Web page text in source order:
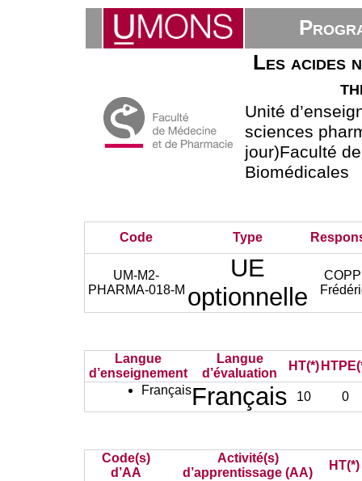
Les acides
Unité
sciences
jour)Faculté
Biomédicales
Code Type
UM-M2-
PHARMA-018-M
UE
optionnelle
Langue
d’enseignement
Langue
d’évaluation
HT(*)
FrançaisFrançais 10 0
Code(s)
d’AA
Activité(s)
d’apprentissage (AA)
HT(*)